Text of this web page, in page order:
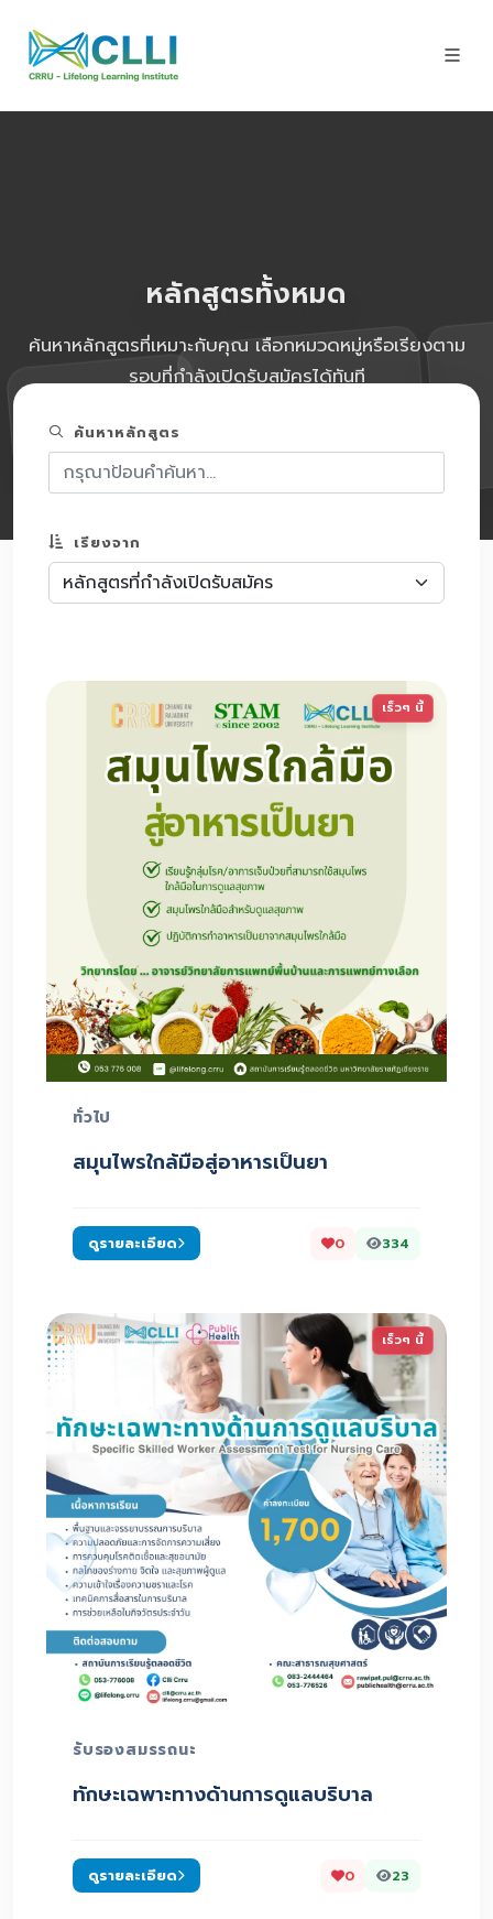
หลักสูตรทั้งหมด
ค้นหาหลักสูตรที่เหมาะกับคุณ เลือกหมวดหมู่หรือเรียงตาม
รอบที่กำลังเปิดรับสมัครได้ทันที
ค้นหาหลักสูตร
เรียงจาก
เร็วๆ นี้
ทั่วไป
สมุนไพรใกล้มือสู่อาหารเป็นยา
ดูรายละเอียด 0 334
เร็วๆ นี้
รับรองสมรรถนะ
ทักษะเฉพาะทางด้านการดูแลบริบาล
ดูรายละเอียด 0 23